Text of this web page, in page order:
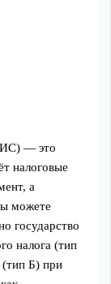
— это
налоговые
а
можете
государство
налога (тип
(тип Б) при